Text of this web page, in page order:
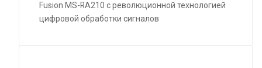
Fusion MS-RA210 с революционной технологией
цифровой обработки сигналов